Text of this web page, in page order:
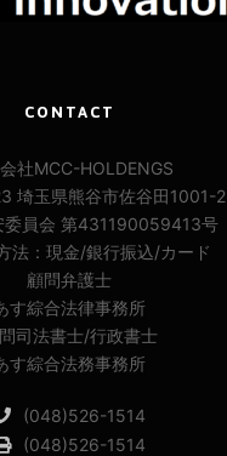
CONTACT
社MCC-HOLDENGS
埼玉県熊谷市佐谷田1001-2
委員会 第431190059413号
法：現金/銀行振込/カード
顧問弁護士
す綜合法律事務所
司法書士/行政書士
す綜合法務事務所
(048)526-1514
(048)526-1514